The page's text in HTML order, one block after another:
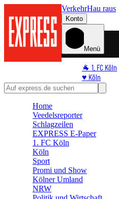
VerkehrHau raus
Konto
Menü
🐐 1. FC Köln
♥️ Köln
⭐ Promi
🛒
Home
Veedelsreporter
Schlagzeilen
EXPRESS E-Paper
1. FC Köln
Köln
Sport
Promi und Show
Kölner Umland
NRW